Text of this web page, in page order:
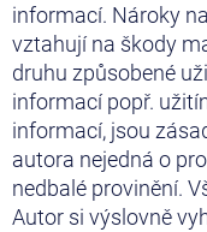
informací. Nároky
vztahují na škody
druhu způsobené
informací popř.
informací, jsou
autora nejedná o
nedbalé provinění.
Autor si výslovně